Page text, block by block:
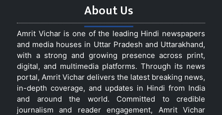
About Us
Amrit Vichar is one of the leading Hindi newspapers
and media houses in Uttar Pradesh and Uttarakhand,
with a strong and growing presence across print,
digital, and multimedia platforms. Through its news
portal, Amrit Vichar delivers the latest breaking news,
in-depth coverage, and updates in Hindi from India
and around the world. Committed to credible
journalism and reader engagement, Amrit Vichar